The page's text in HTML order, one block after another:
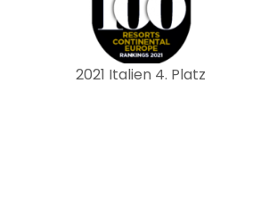
2021 Italien 4. Platz